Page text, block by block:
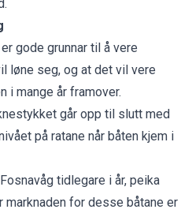
gode grunnar til å vere
løne seg, og at det vil vere
i mange år framover.
går opp til slutt med
på ratane når båten kjem i
tidlegare i år, peika
marknaden for desse båtane er